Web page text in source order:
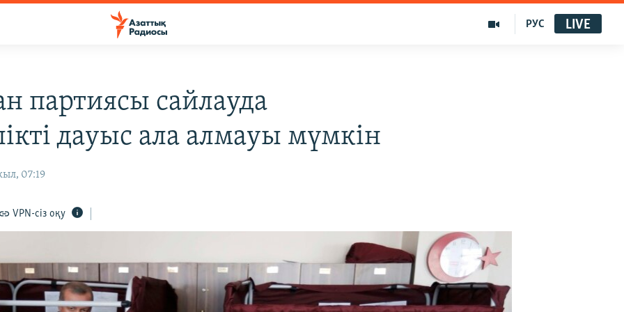
РУС LIVE
партиясы сайлауда
дауыс ала алмауы мүмкін
07:19
VPN-сіз оқу